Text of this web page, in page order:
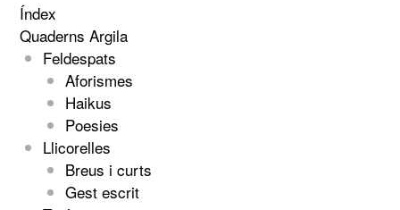
Índex
Quaderns Argila
Feldespats
Aforismes
Haikus
Poesies
Llicorelles
Breus i curts
Gest escrit